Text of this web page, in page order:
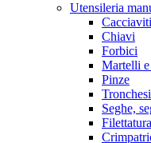
Utensileria
Cacciaviti
Chiavi
Forbici
Martelli e
Pinze
Tronchesi
Seghe,
Filettatura